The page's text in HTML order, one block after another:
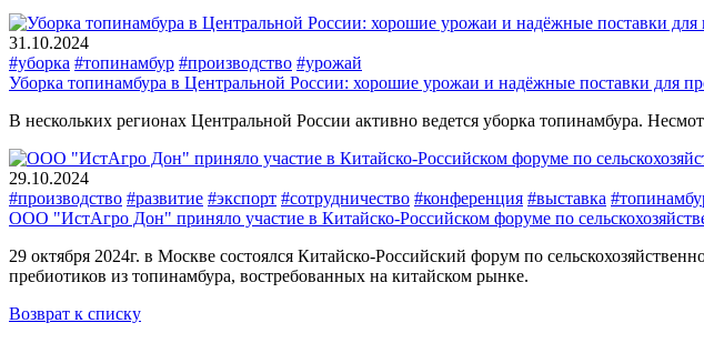
31.10.2024
#уборка #топинамбур #производство #урожай
Уборка топинамбура в Центральной России: хорошие урожаи и надёжные поставки для
В нескольких регионах Центральной России активно ведется уборка топинамбура.
29.10.2024
#производство #развитие #экспорт #сотрудничество #конференция #выставка
ООО "ИстАгро Дон" приняло участие в Китайско-Российском форуме по
29 октября 2024г. в Москве состоялся Китайско-Российский форум по
пребиотиков из топинамбура, востребованных на китайском рынке.
Возврат к списку